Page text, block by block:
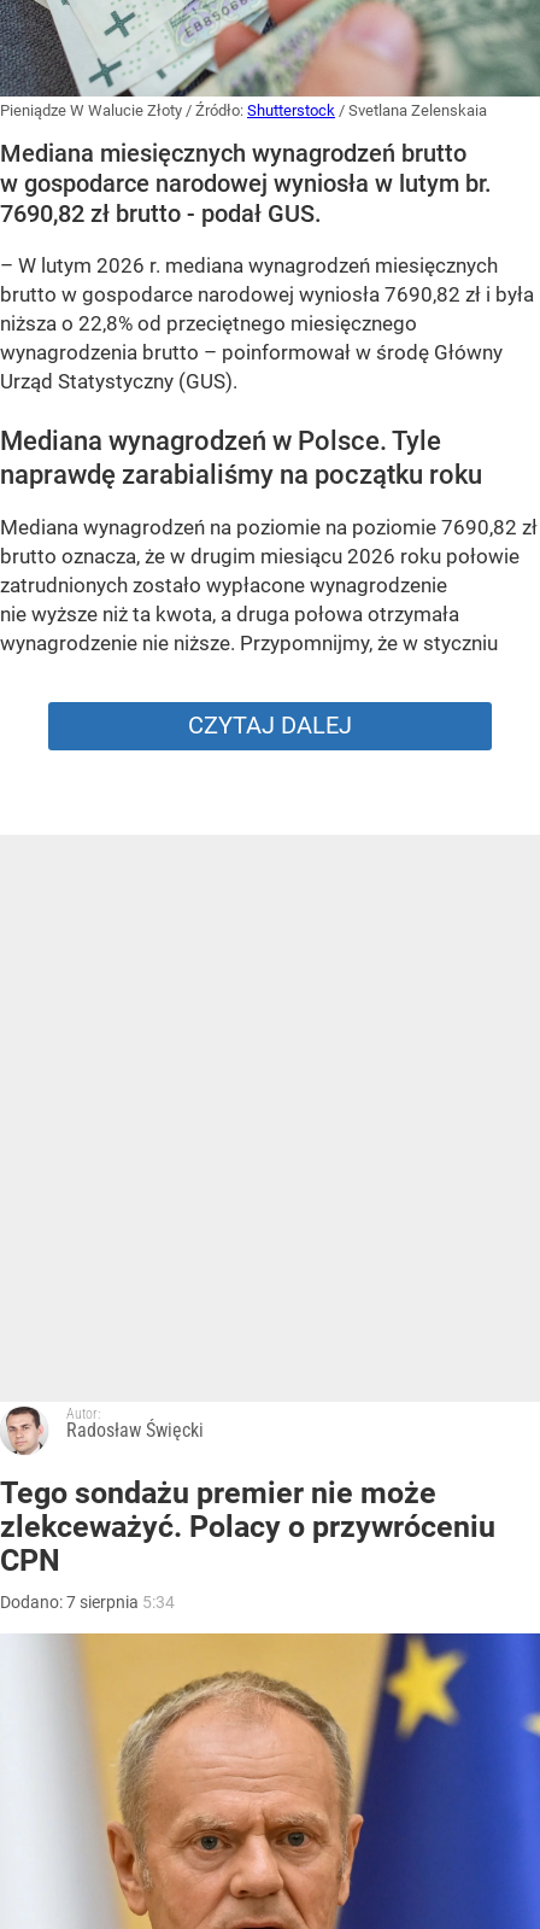
Pieniądze W Walucie Złoty / Źródło: Shutterstock / Svetlana Zelenskaia
Mediana miesięcznych wynagrodzeń brutto
w gospodarce narodowej wyniosła w lutym br.
7690,82 zł brutto - podał GUS.
– W lutym 2026 r. mediana wynagrodzeń miesięcznych
brutto w gospodarce narodowej wyniosła 7690,82 zł i była
niższa o 22,8% od przeciętnego miesięcznego
wynagrodzenia brutto – poinformował w środę Główny
Urząd Statystyczny (GUS).
Mediana wynagrodzeń w Polsce. Tyle
naprawdę zarabialiśmy na początku roku
Mediana wynagrodzeń na poziomie na poziomie 7690,82 zł
brutto oznacza, że w drugim miesiącu 2026 roku połowie
zatrudnionych zostało wypłacone wynagrodzenie
nie wyższe niż ta kwota, a druga połowa otrzymała
wynagrodzenie nie niższe. Przypomnijmy, że w styczniu
CZYTAJ DALEJ
Autor:
Radosław Święcki
Tego sondażu premier nie może
zlekceważyć. Polacy o przywróceniu
CPN
Dodano:7 sierpnia 5:34